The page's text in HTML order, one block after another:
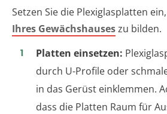
Setzen Sie die Plexiglasplatten
Ihres Gewächshauseszu bilden.
Platten einsetzen:
durch U-Profile oder
in das Gerüst einklemmen.
dass die Platten Raum für